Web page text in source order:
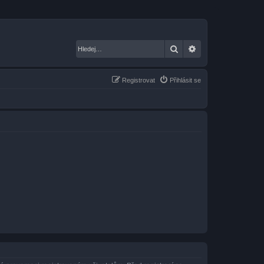
Hledat
Přihlásit se
Registrovat